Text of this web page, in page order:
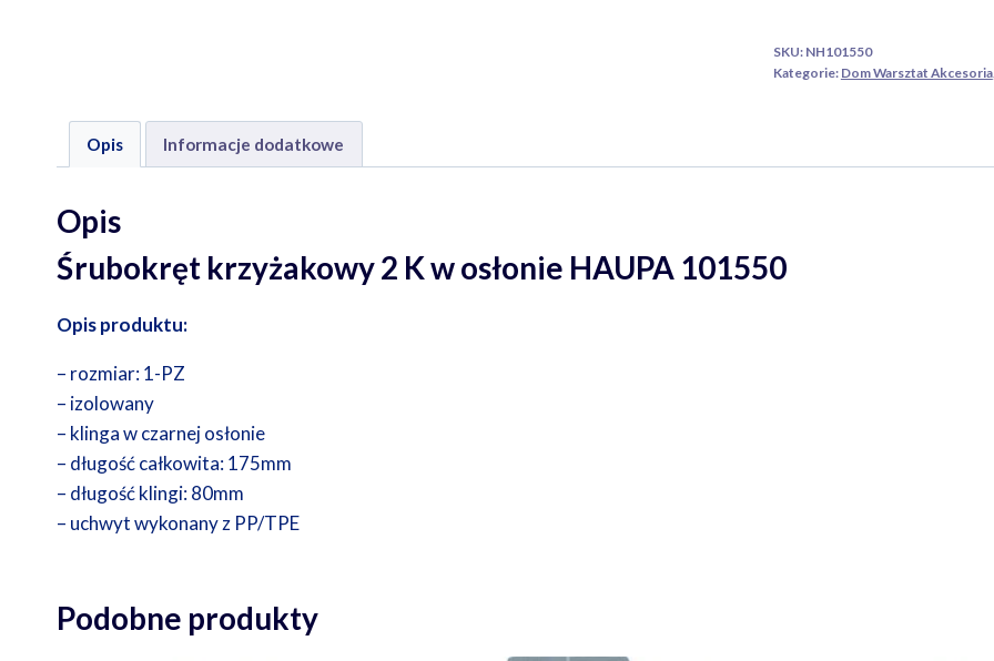
80
SKU: NH101550
Kategorie: Dom Warsztat Akcesoria,
Opis Informacje dodatkowe
Opis
Śrubokręt krzyżakowy 2 K w osłonie HAUPA 101550
Opis produktu:
– rozmiar: 1-PZ
– izolowany
– klinga w czarnej osłonie
– długość całkowita: 175mm
– długość klingi: 80mm
– uchwyt wykonany z PP/TPE
Podobne produkty